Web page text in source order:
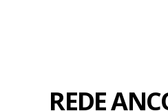
REDE